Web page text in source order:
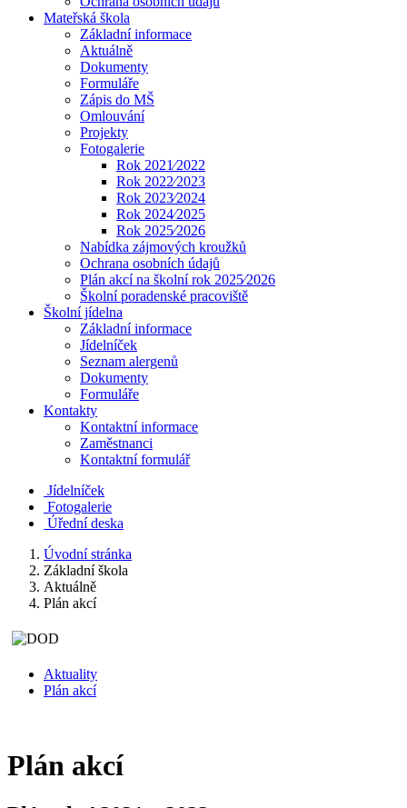
Mateřská škola
Základní informace
Aktuálně
Dokumenty
Formuláře
Zápis do MŠ
Omlouvání
Projekty
Fotogalerie
Rok 2021⁄2022
Rok 2022⁄2023
Rok 2023⁄2024
Rok 2024⁄2025
Rok 2025⁄2026
Nabídka zájmových kroužků
Ochrana osobních údajů
Plán akcí na školní rok 2025⁄2026
Školní poradenské pracoviště
Školní jídelna
Základní informace
Jídelníček
Seznam alergenů
Dokumenty
Formuláře
Kontakty
Kontaktní informace
Zaměstnanci
Kontaktní formulář
Jídelníček
Fotogalerie
Úřední deska
Úvodní stránka
Základní škola
Aktuálně
Plán akcí
Aktuality
Plán akcí
Plán akcí